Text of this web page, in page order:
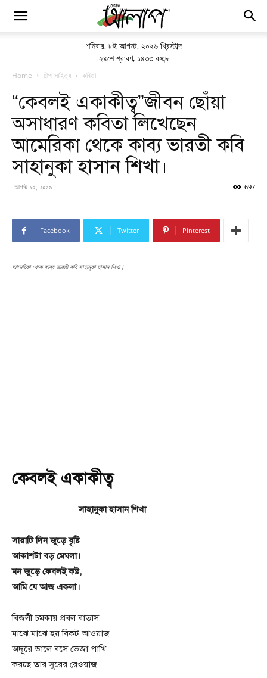
শনিবার, ৮ই আগস্ট, ২০২৬ খ্রিস্টাব্দ
২৪শে শ্রাবণ, ১৪৩৩ বঙ্গাব্দ
Home শিল্প-সাহিত্য কবিতা
“কেবলই একাকীত্ব”জীবন ছোঁয়া
অসাধারণ কবিতা লিখেছেন
আমেরিকা থেকে কাব্য ভারতী কবি
সাহানুকা হাসান শিখা।
আগস্ট ১০, ২০১৯ 697
Facebook Twitter Pinterest
আমেরিকা থেকে কাব্য ভারতী কবি সাহানুকা হাসান শিখা।
কেবলই একাকীত্ব
সাহানুকা হাসান শিখা
সারাটি দিন জুড়ে বৃষ্টি
আকাশটা বড় মেঘলা।
মন জুড়ে কেবলই কষ্ট,
আমি যে আজ একলা।
বিজলী চমকায় প্রবল বাতাস
মাঝে মাঝে হয় বিকট আওয়াজ
অদূরে ডালে বসে ভেজা পাখি
করছে তার সুরের রেওয়াজ।